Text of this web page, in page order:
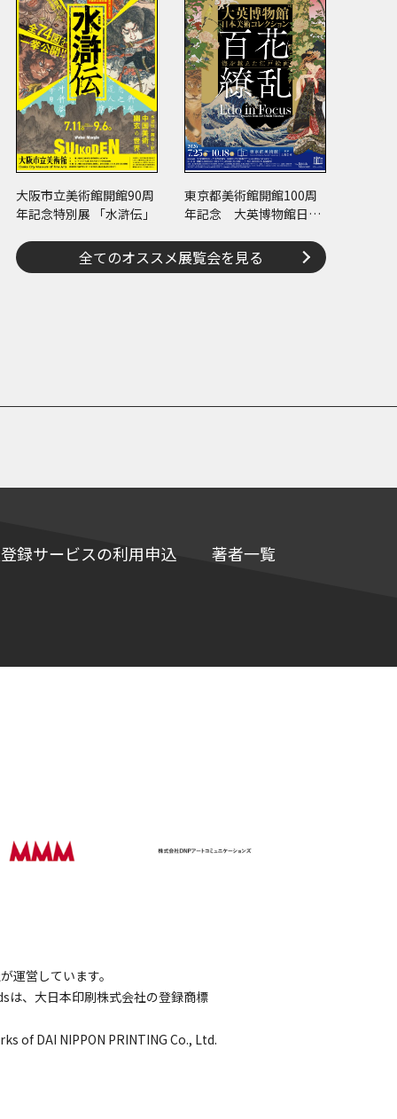
大阪市立美術館開館90周
年記念特別展 「水滸伝」
東京都美術館開館100周
年記念 大英博物館日本
繚乱～海を越えた江戸絵
画
全てのオススメ展覧会を見る
録サービスの利用申込 著者一覧
運営しています。
、大日本印刷株式会社の登録商標
of DAI NIPPON PRINTING Co., Ltd.